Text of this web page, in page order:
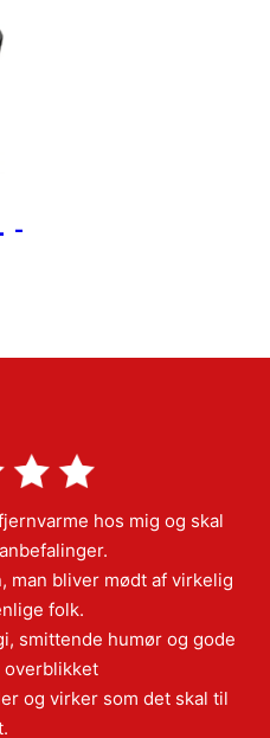
–
hos mig og skal
man bliver mødt af virkelig
folk.
smittende humør og gode
overblikket
og virker som det skal til